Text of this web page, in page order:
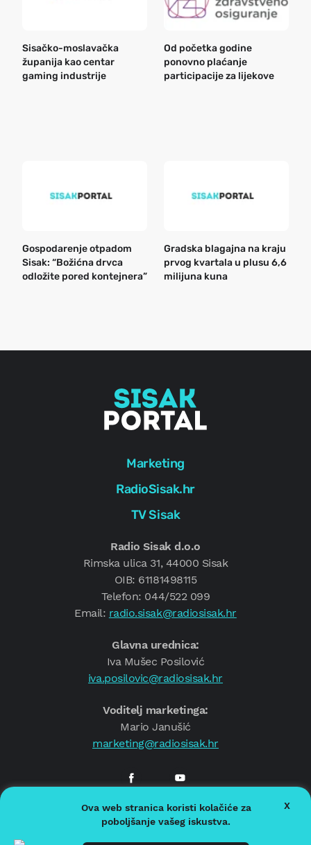
Sisačko-moslavačka
županija kao centar
gaming industrije
Od početka godine
ponovno plaćanje
participacije za lijekove
Gospodarenje otpadom
Sisak: “Božićna drvca
odložite pored kontejnera”
Gradska blagajna na kraju
prvog kvartala u plusu 6,6
milijuna kuna
Marketing
RadioSisak.hr
TV Sisak
Radio Sisak d.o.o
Rimska ulica 31, 44000 Sisak
OIB: 61181498115
Telefon: 044/522 099
Email: radio.sisak@radiosisak.hr
Glavna urednica:
Iva Mušec Posilović
iva.posilovic@radiosisak.hr
Voditelj marketinga:
Mario Janušić
marketing@radiosisak.hr
© 2026.Radio Sisak
Politika privatnosti
Ova web stranica koristi kolačiće za
poboljšanje vašeg iskustva.
X